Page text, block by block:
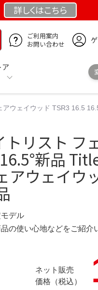
詳しくはこちら
ご利用案内
お問い合わせ
ウェイウッド TSR3 16.5
リスト フ
新品
アウェイウ
デル
の使い心地などをご紹介
ネット販売
価格（税込）